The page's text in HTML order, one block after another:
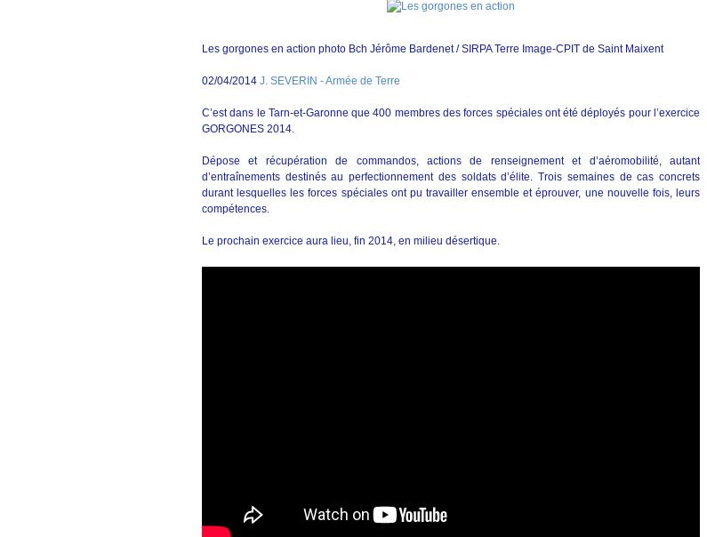
Les gorgones en action photo Bch Jérôme Bardenet / SIRPA Terre Image-CPIT de Saint Maixent
02/04/2014 J. SEVERIN - Armée de Terre
C’est dans le Tarn-et-Garonne que 400 membres des forces spéciales ont été déployés pour l’exercice
GORGONES 2014.
Dépose et récupération de commandos, actions de renseignement et d’aéromobilité, autant
d’entraînements destinés au perfectionnement des soldats d’élite. Trois semaines de cas concrets
durant lesquelles les forces spéciales ont pu travailler ensemble et éprouver, une nouvelle fois, leurs
compétences.
Le prochain exercice aura lieu, fin 2014, en milieu désertique.